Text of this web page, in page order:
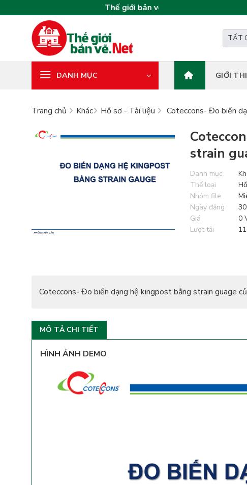
qua
Thế giới bản vẽ – Nơi khởi nguồn mọi thiết
DANH MỤC GIỚI
Trang chủ Khác Hồ sơ - Tài liệu Coteccons- Đo biến
strain
Danh mục
Thể loại
Nhóm file
Ngày đăng
Giá
0
Lượt tải
11
Coteccons- Đo biến dạng hệ kingpost bằng strain guage
MÔ TẢ CHI TIẾT
HÌNH ẢNH DEMO